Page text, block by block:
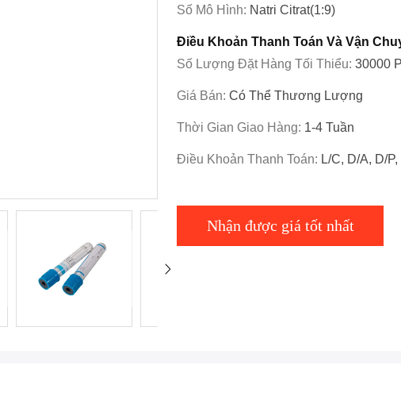
Số Mô Hình: Natri Citrat(1:9)
Điều Khoản Thanh Toán Và Vận
Số Lượng Đặt Hàng Tối Thiểu: 30000
Giá Bán: Có Thể Thương Lượng
Thời Gian Giao Hàng: 1-4 Tuần
Điều Khoản Thanh Toán: L/C, D/A, D/
Nhận được giá tốt nhất